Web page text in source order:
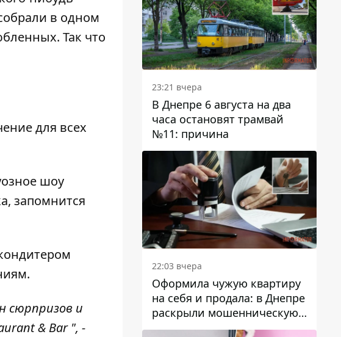
в одном
Так что
для всех
шоу
запомнится
сюрпризов и
& Bar ", -
23:21 вчера
В Днепре 6 августа на два
часа остановят трамвай
№11: причина
22:03 вчера
Оформила чужую квартиру
на себя и продала: в Днепре
раскрыли мошенническую
схему с недвижимостью